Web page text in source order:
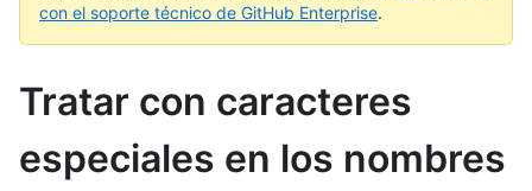
con el soporte técnico de GitHub Enterprise.
Tratar con caracteres
especiales en los nombres